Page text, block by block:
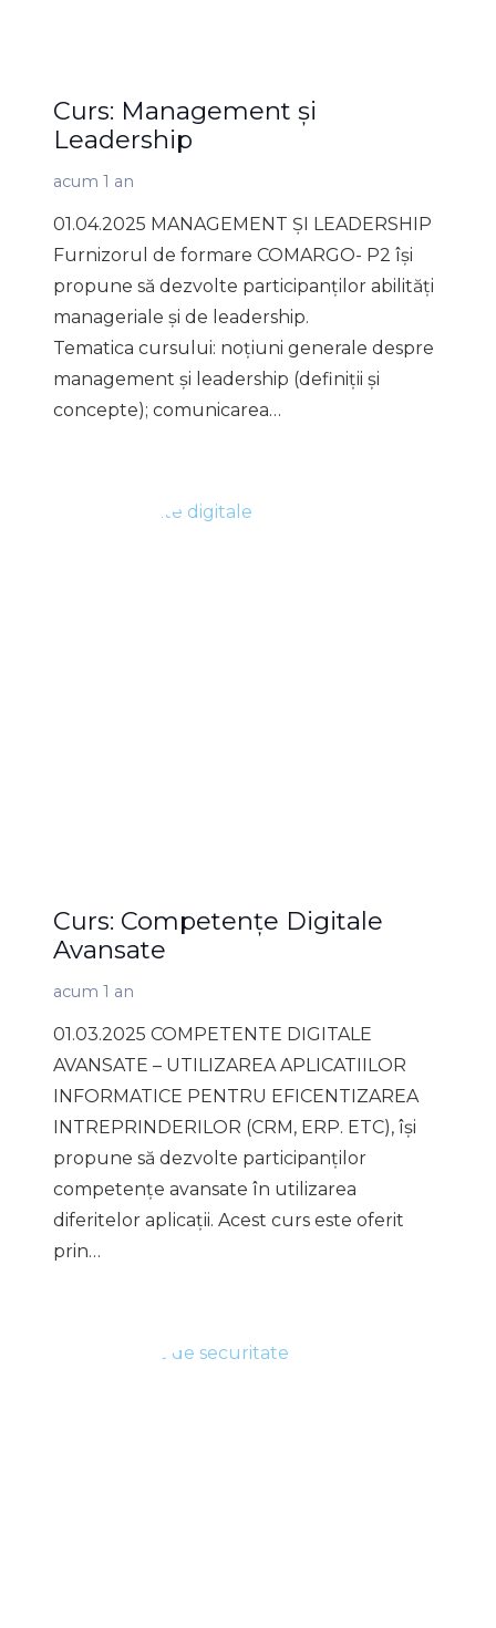
Curs: Management și
Leadership
acum 1 an
01.04.2025 MANAGEMENT ȘI LEADERSHIP
Furnizorul de formare COMARGO- P2 își
propune să dezvolte participanților abilități
manageriale și de leadership.
Tematica cursului: noțiuni generale despre
management și leadership (definiții și
concepte); comunicarea…
Curs: Competențe Digitale
Avansate
acum 1 an
01.03.2025 COMPETENTE DIGITALE
AVANSATE – UTILIZAREA APLICATIILOR
INFORMATICE PENTRU EFICENTIZAREA
INTREPRINDERILOR (CRM, ERP. ETC), își
propune să dezvolte participanților
competențe avansate în utilizarea
diferitelor aplicații. Acest curs este oferit
prin…